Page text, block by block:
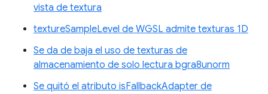
vista de textura
textureSampleLevel de WGSL admite texturas 1D
Se da de baja el uso de texturas de
almacenamiento de solo lectura bgra8unorm
Se quitó el atributo isFallbackAdapter de